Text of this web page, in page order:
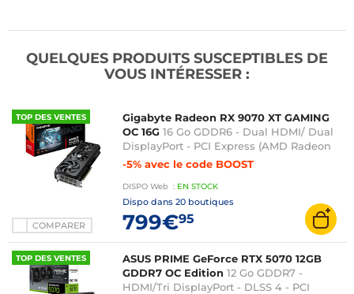
QUELQUES PRODUITS SUSCEPTIBLES DE
VOUS INTÉRESSER :
TOP DES VENTES
COMPARER
Gigabyte Radeon RX 9070 XT GAMING
OC 16G 16 Go GDDR6 - Dual HDMI/ Dual
DisplayPort - PCI Express (AMD Radeon
RX 9070 XT)
-5% avec le code BOOST
DISPO Web : EN STOCK
Dispo dans 20 boutiques
799€95
TOP DES VENTES
ASUS PRIME GeForce RTX 5070 12GB
GDDR7 OC Edition 12 Go GDDR7 -
HDMI/Tri DisplayPort - DLSS 4 - PCI